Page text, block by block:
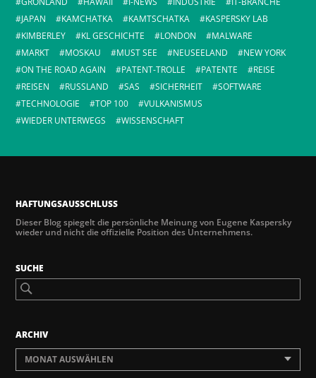
JAPAN
KAMCHATKA KAMTSCHATKA
KASPERSKY LAB
KIMBERLEY
KL GESCHICHTE LONDON
MALWARE
MARKT
MOSKAU MUST SEE NEUSEELAND
NEW YORK
ON THE ROAD AGAIN
PATENT-TROLLE PATENTE
REISE
REISEN
RUSSLAND SAS SICHERHEIT
SOFTWARE
TECHNOLOGIE
TOP 100
VULKANISMUS
WIEDER UNTERWEGS
WISSENSCHAFT
HAFTUNGSAUSSCHLUSS
Dieser Blog spiegelt die persönliche Meinung von Eugene Kaspersky
wieder und nicht die offizielle Position des Unternehmens.
SUCHE
ARCHIV
MONAT AUSWÄHLEN